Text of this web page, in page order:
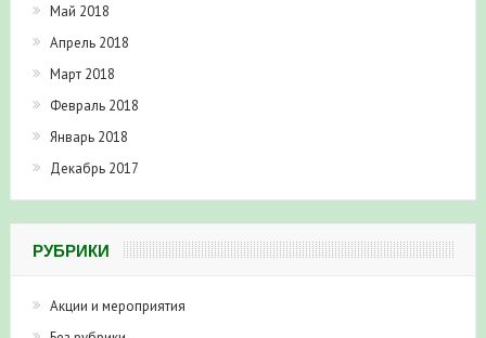
Май 2018
Апрель 2018
Март 2018
Февраль 2018
Январь 2018
Декабрь 2017
РУБРИКИ
Акции и мероприятия